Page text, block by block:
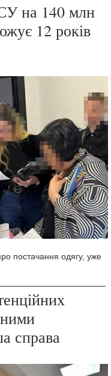
на 140 млн
12 років
постачання одягу, уже
справа